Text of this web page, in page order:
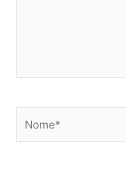
Nome*